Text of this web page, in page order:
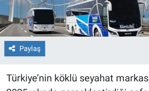
Paylaş
Türkiye’nin köklü seyahat